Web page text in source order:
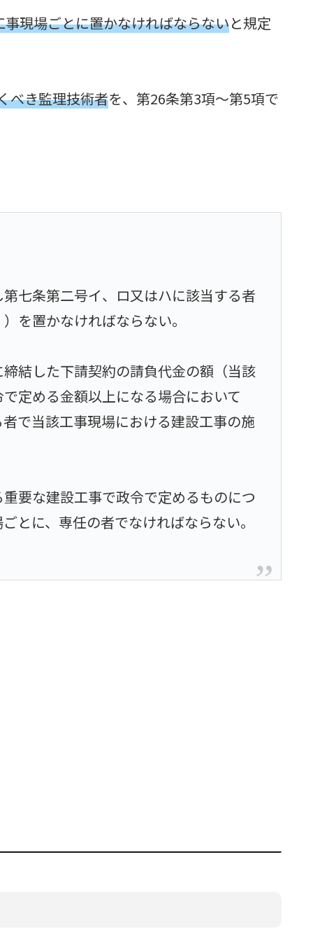
現場ごとに置かなければならないと規定
べき監理技術者を、第26条第3項～第5項で
七条第二号イ、ロ又はハに該当する者
を置かなければならない。
結した下請契約の請負代金の額（当該
定める金額以上になる場合において
で当該工事現場における建設工事の施
要な建設工事で政令で定めるものにつ
とに、専任の者でなければならない。